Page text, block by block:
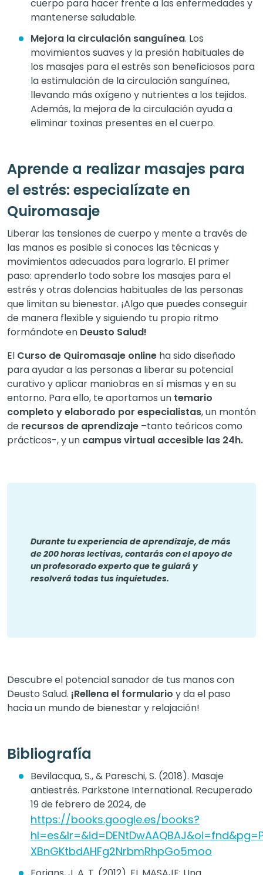
cuerpo para hacer frente a las enfermedades y
mantenerse saludable.
Mejora la circulación sanguínea. Los
movimientos suaves y la presión habituales de
los masajes para el estrés son beneficiosos para
la estimulación de la circulación sanguínea,
llevando más oxígeno y nutrientes a los tejidos.
Además, la mejora de la circulación ayuda a
eliminar toxinas presentes en el cuerpo.
Aprende a realizar masajes para
el estrés: especialízate en
Quiromasaje
Liberar las tensiones de cuerpo y mente a través de
las manos es posible si conoces las técnicas y
movimientos adecuados para lograrlo. El primer
paso: aprenderlo todo sobre los masajes para el
estrés y otras dolencias habituales de las personas
que limitan su bienestar. ¡Algo que puedes conseguir
de manera flexible y siguiendo tu propio ritmo
formándote en Deusto Salud!
El Curso de Quiromasaje online ha sido diseñado
para ayudar a las personas a liberar su potencial
curativo y aplicar maniobras en sí mismas y en su
entorno. Para ello, te aportamos un temario
completo y elaborado por especialistas, un montón
de recursos de aprendizaje –tanto teóricos como
prácticos-, y un campus virtual accesible las 24h.
Durante tu experiencia de aprendizaje, de más
de 200 horas lectivas, contarás con el apoyo de
un profesorado experto que te guiará y
resolverá todas tus inquietudes.
Descubre el potencial sanador de tus manos con
Deusto Salud. ¡Rellena el formulario y da el paso
hacia un mundo de bienestar y relajación!
Bibliografía
Bevilacqua, S., & Pareschi, S. (2018). Masaje
antiestrés. Parkstone International. Recuperado
19 de febrero de 2024, de
https://books.google.es/books?
XBnGKtbdAHFg2NrbmRhpGo5moo